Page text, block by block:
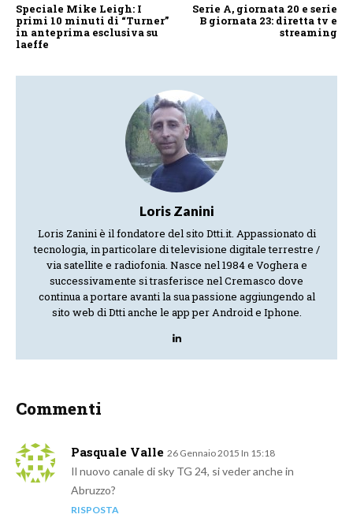
Speciale Mike Leigh: I
primi 10 minuti di “Turner”
in anteprima esclusiva su
laeffe
Serie A, giornata 20 e serie
B giornata 23: diretta tv e
streaming
Loris Zanini
Loris Zanini è il fondatore del sito Dtti.it. Appassionato di
tecnologia, in particolare di televisione digitale terrestre /
via satellite e radiofonia. Nasce nel 1984 e Voghera e
successivamente si trasferisce nel Cremasco dove
continua a portare avanti la sua passione aggiungendo al
sito web di Dtti anche le app per Android e Iphone.
Commenti
Pasquale Valle 26 Gennaio 2015 In 15:18
Il nuovo canale di sky TG 24, si veder anche in
Abruzzo?
RISPOSTA